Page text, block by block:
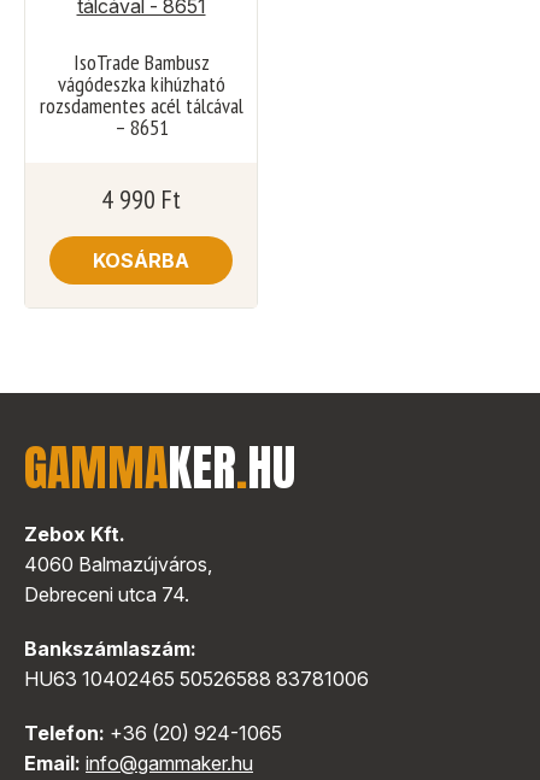
IsoTrade Bambusz
vágódeszka kihúzható
rozsdamentes acél tálcával
– 8651
4 990 Ft
KOSÁRBA
GAMMAKER.HU
Zebox Kft.
4060 Balmazújváros,
Debreceni utca 74.
Bankszámlaszám:
HU63 10402465 50526588 83781006
Telefon: +36 (20) 924-1065
Email: info@gammaker.hu